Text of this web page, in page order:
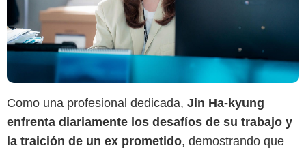
Como una profesional dedicada, Jin Ha-kyung
enfrenta diariamente los desafíos de su trabajo y
la traición de un ex prometido, demostrando que
Netflix